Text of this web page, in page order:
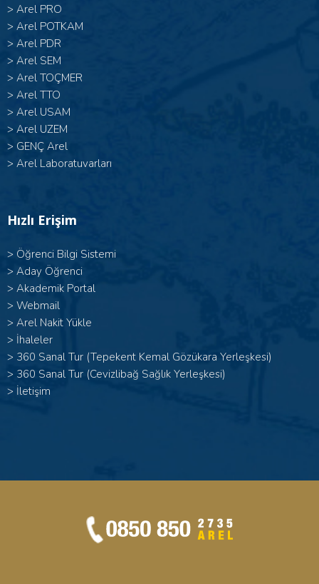
> Arel PRO
> Arel POTKAM
> Arel PDR
> Arel SEM
> Arel TOÇMER
> Arel TTO
> Arel USAM
> Arel UZEM
> GENÇ Arel
> Arel Laboratuvarları
Hızlı Erişim
> Öğrenci Bilgi Sistemi
> Aday Öğrenci
> Akademik Portal
> Webmail
> Arel Nakit Yükle
> İhaleler
> 360 Sanal Tur (Tepekent Kemal Gözükara Yerleşkesi)
> 360 Sanal Tur (Cevizlibağ Sağlık Yerleşkesi)
> İletişim